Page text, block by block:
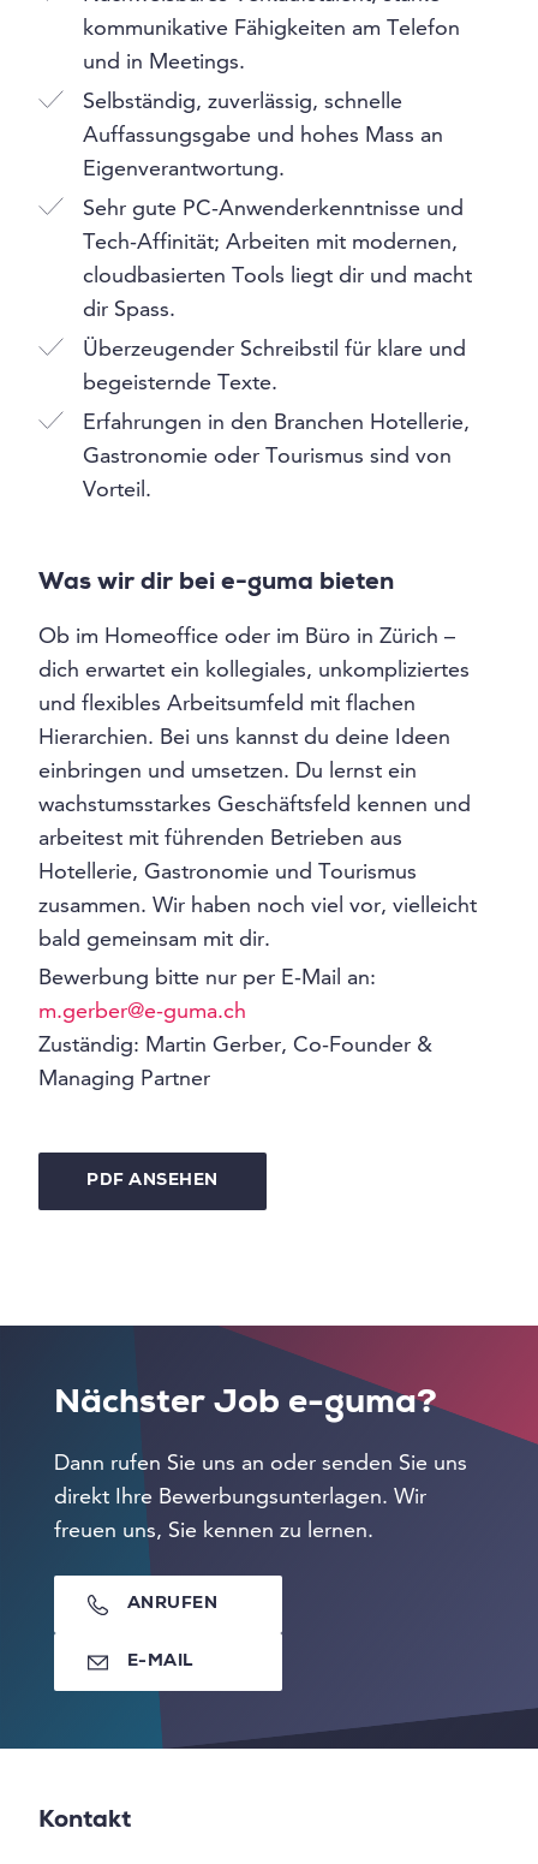
kommunikative Fähigkeiten am Telefon
und in Meetings.
Selbständig, zuverlässig, schnelle
Auffassungsgabe und hohes Mass an
Eigenverantwortung.
Sehr gute PC-Anwenderkenntnisse und
Tech-Affinität; Arbeiten mit modernen,
cloudbasierten Tools liegt dir und macht
dir Spass.
Überzeugender Schreibstil für klare und
begeisternde Texte.
Erfahrungen in den Branchen Hotellerie,
Gastronomie oder Tourismus sind von
Vorteil.
Was wir dir bei e-guma bieten
Ob im Homeoffice oder im Büro in Zürich –
dich erwartet ein kollegiales, unkompliziertes
und flexibles Arbeitsumfeld mit flachen
Hierarchien. Bei uns kannst du deine Ideen
einbringen und umsetzen. Du lernst ein
wachstumsstarkes Geschäftsfeld kennen und
arbeitest mit führenden Betrieben aus
Hotellerie, Gastronomie und Tourismus
zusammen. Wir haben noch viel vor, vielleicht
bald gemeinsam mit dir.
Bewerbung bitte nur per E-Mail an:
m.gerber@e-guma.ch
Zuständig: Martin Gerber, Co-Founder &
Managing Partner
PDF ANSEHEN
Nächster Job e-guma?
Dann rufen Sie uns an oder senden Sie uns
direkt Ihre Bewerbungsunterlagen. Wir
freuen uns, Sie kennen zu lernen.
ANRUFEN
E-MAIL
Kontakt